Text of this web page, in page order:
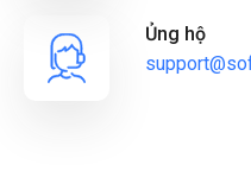
Ủng hộ